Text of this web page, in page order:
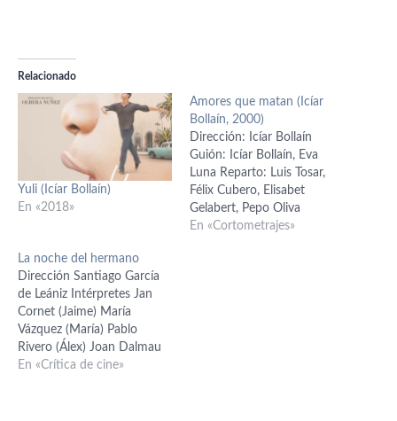
Relacionado
Yuli (Icíar Bollaín)
En «2018»
Amores que matan (Icíar
Bollaín, 2000)
Dirección: Icíar Bollaín
Guión: Icíar Bollaín, Eva
Luna Reparto: Luis Tosar,
Félix Cubero, Elisabet
Gelabert, Pepo Oliva
Fotografía: Alfonso Parra
En «Cortometrajes»
La noche del hermano
Dirección Santiago García
de Leániz Intérpretes Jan
Cornet (Jaime) María
Vázquez (María) Pablo
Rivero (Álex) Joan Dalmau
(Abuelo) Icíar Bollain (Julia)
En «Crítica de cine»